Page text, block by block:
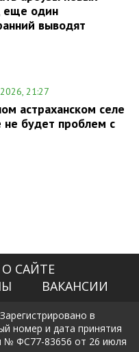
еще один
выводят
21:27
астраханском селе
будет проблем с
О САЙТЕ
ВАКАНСИИ
в
номер и дата принятия
№ ФС77-83656 от 26 июля